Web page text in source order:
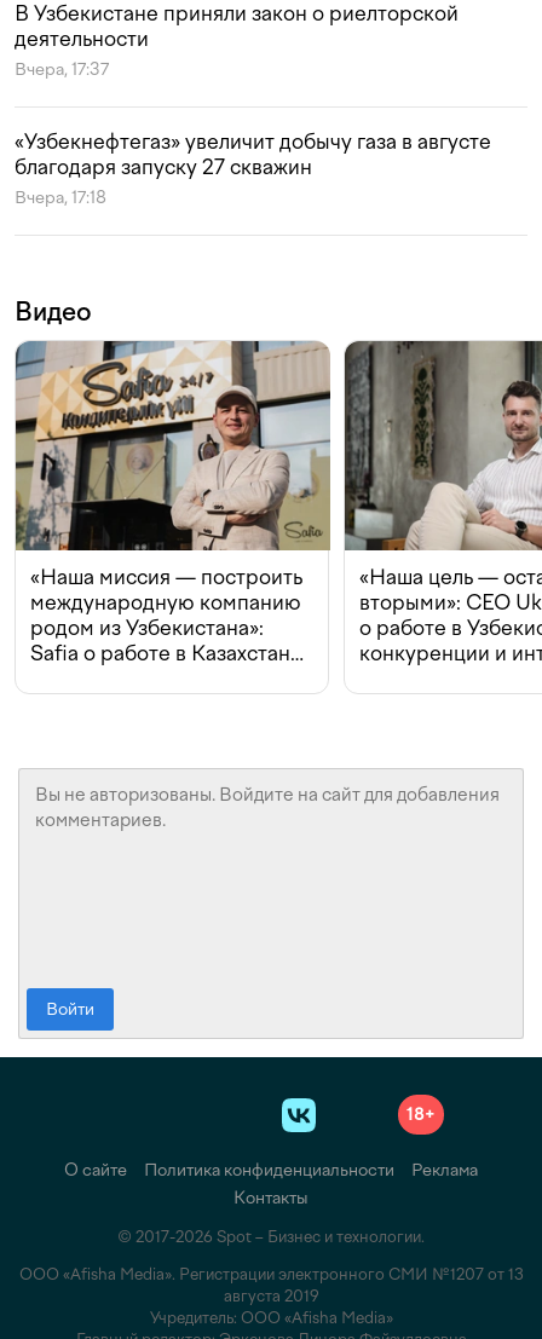
В Узбекистане приняли закон о риелторской
деятельности
Вчера, 17:37
«Узбекнефтегаз» увеличит добычу газа в августе
благодаря запуску 27 скважин
Вчера, 17:18
Видео
«Наша миссия — построить
международную компанию
родом из Узбекистана»:
Safia о работе в Казахстане,
«Наша цель —
вторыми»: CEO
о работе в
конкуренции и
Войти
18+
О сайте Политика конфиденциальности
Реклама
Контакты
© 2017-2026 Spot – Бизнес и технологии.
ООО «Afisha Media». Регистрации электронного СМИ №1207 от 13
августа 2019
Учредитель: ООО «Afisha Media»